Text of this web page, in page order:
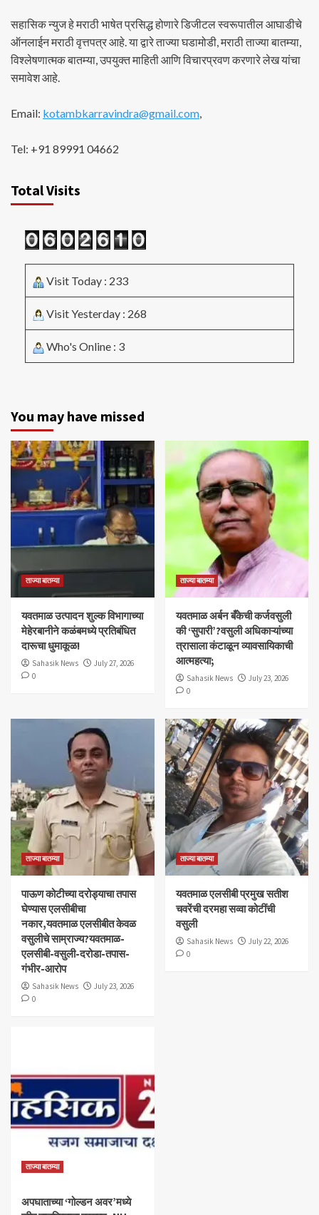
सहासिक न्युज हे मराठी भाषेत प्रसिद्ध होणारे डिजीटल स्वरूपातील आघाडीचे
ऑनलाईन मराठी वृत्तपत्र आहे. या द्वारे ताज्या घडामोडी, मराठी ताज्या बातम्या,
विश्लेषणात्मक बातम्या, उपयुक्त माहिती आणि विचारप्रवण करणारे लेख यांचा
समावेश आहे.
Email: kotambkarravindra@gmail.com,
Tel: +91 89991 04662
Total Visits
Visit Today : 233
Visit Yesterday : 268
Who's Online : 3
You may have missed
ताज्या बातम्या
यवतमाळ उत्पादन शुल्क विभागाच्या
मेहेरबानीने कळंबमध्ये प्रतिबंधित
दारूचा धुमाकूळ!
Sahasik News
July 27, 2026
0
ताज्या बातम्या
​यवतमाळ अर्बन बँकेची कर्जवसुली
की ‘सुपारी’?वसुली अधिकाऱ्यांच्या
त्रासाला कंटाळून व्यावसायिकाची
आत्महत्या;
Sahasik News
July 23, 2026
0
ताज्या बातम्या
पाऊण कोटीच्या दरोड्याचा तपास
घेण्यास एलसीबीचा
नकार,यवतमाळ एलसीबीत केवळ
वसुलीचे साम्राज्य?यवतमाळ-
एलसीबी-वसुली-दरोडा-तपास-
गंभीर-आरोप
Sahasik News
July 23, 2026
0
ताज्या बातम्या
यवतमाळ एलसीबी प्रमुख सतीश
चवरेंची दरमहा सव्वा कोटींची
वसुली
Sahasik News
July 22, 2026
0
ताज्या बातम्या
अपघाताच्या ‘गोल्डन अवर’मध्ये